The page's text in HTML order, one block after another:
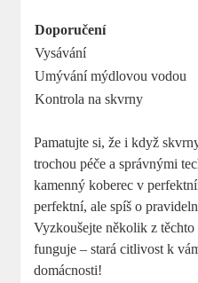
Doporučení
Vysávání
Umývání mýdlovou vodou
Kontrola na skvrny
Pamatujte si, že i když
trochou péče a správnými
kamenný koberec v
perfektní, ale spíš o
Vyzkoušejte několik z
funguje – stará citlivost k
domácnosti!